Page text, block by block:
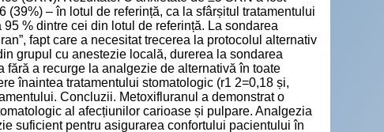
(39%) – în lotul de referință, ca la sfârșitul tratamentului
% dintre cei din lotul de referință. La sondarea
fapt care a necesitat trecerea la protocolul alternativ
grupul cu anestezie locală, durerea la sondarea
a recurge la analgezie de alternativă în toate
înaintea tratamentului stomatologic (r1 2=0,18 și,
Concluzii. Metoxifluranul a demonstrat o
al afecțiunilor carioase și pulpare. Analgezia
suficient pentru asigurarea confortului pacientului în